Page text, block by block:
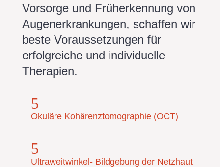
Vorsorge und Früherkennung von
Augenerkrankungen, schaffen wir
beste Voraussetzungen für
erfolgreiche und individuelle
Therapien.
5
Okuläre Kohärenztomographie (OCT)
5
Ultraweitwinkel- Bildgebung der Netzhaut